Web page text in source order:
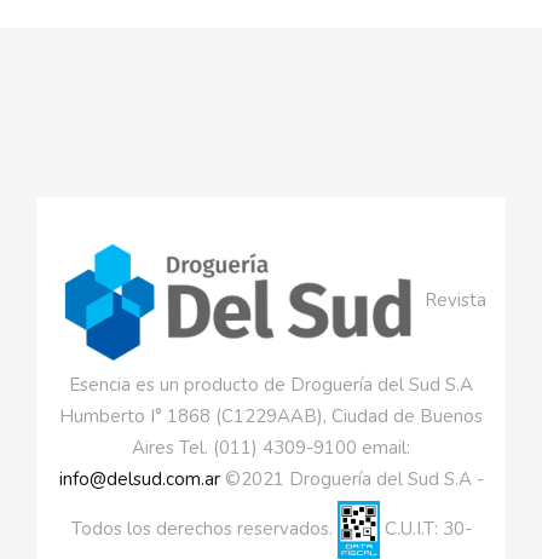
Revista
Esencia es un producto de Droguería del Sud S.A
Humberto I° 1868 (C1229AAB), Ciudad de Buenos
Aires Tel. (011) 4309-9100 email:
info@delsud.com.ar©2021 Droguería del Sud S.A -
Todos los derechos reservados. C.U.I.T: 30-